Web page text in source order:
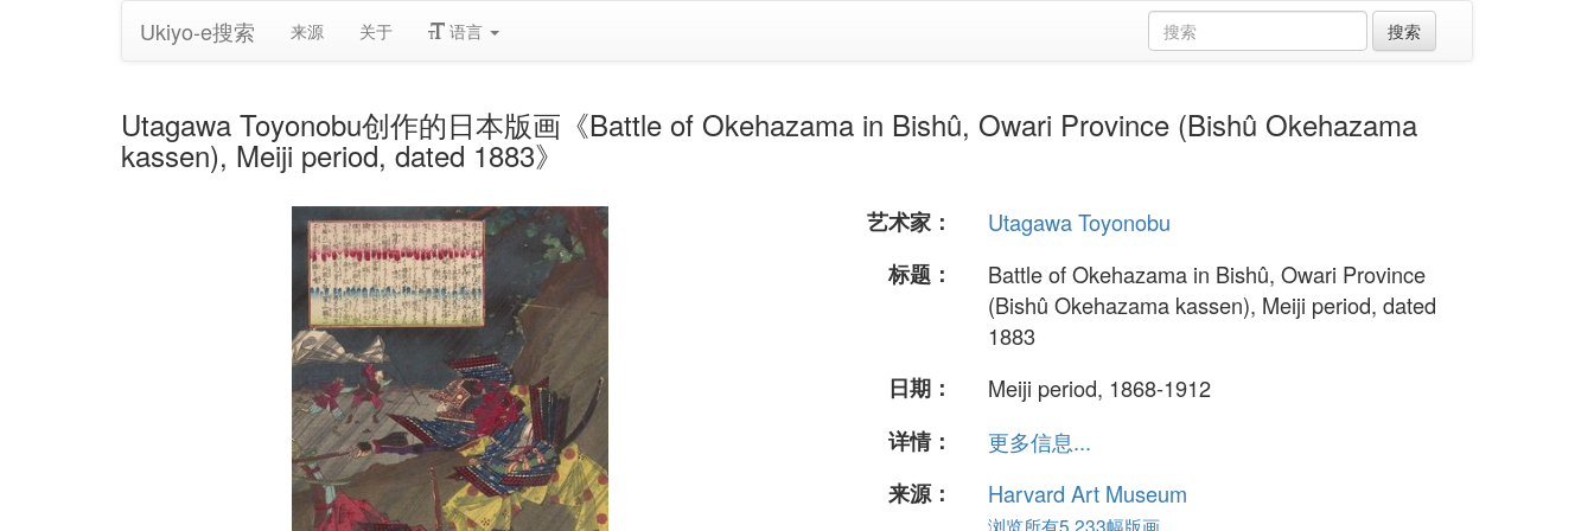
Ukiyo-e搜索 来源 关于 语言
Utagawa Toyonobu创作的日本版画《Battle of Okehazama in Bishû, Owari Province (Bishû Okehazama
kassen), Meiji period, dated 1883》
艺术家：
Utagawa Toyonobu
标题：
Battle of Okehazama in Bishû, Owari Province
(Bishû Okehazama kassen), Meiji period, dated
1883
日期：
Meiji period, 1868-1912
详情：
更多信息...
来源：
Harvard Art Museum
浏览所有5,233幅版画...